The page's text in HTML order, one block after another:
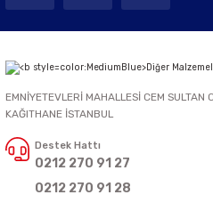
EMNİYETEVLERİ MAHALLESİ CEM
KAĞITHANE İSTANBUL
Destek Hattı
0212 270 91 27
0212 270 91 28